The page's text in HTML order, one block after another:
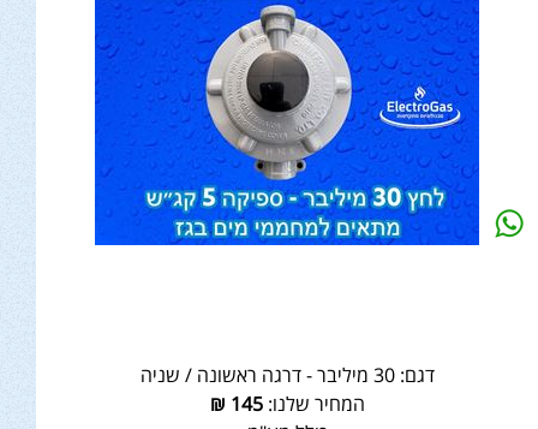
דגם: 30 מיליבר - דרגה ראשונה / שניה
המחיר שלנו:145
₪